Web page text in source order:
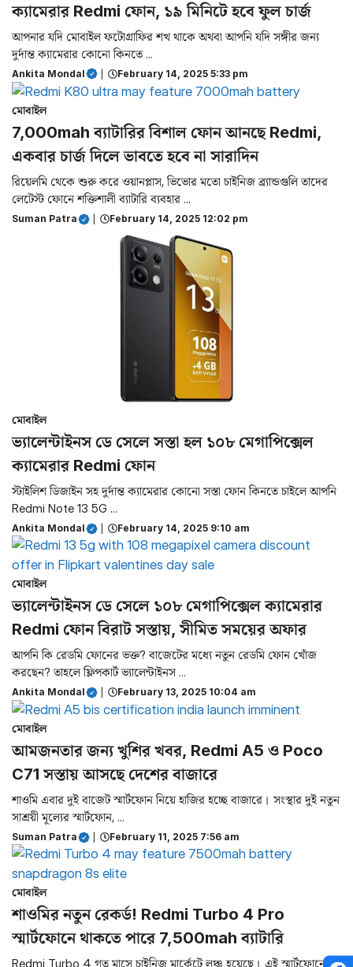
ক্যামেরার Redmi ফোন, ১৯ মিনিটে হবে ফুল চার্জ
আপনার যদি মোবাইল ফটোগ্রাফির শখ থাকে অথবা আপনি যদি সঙ্গীর জন্য
দুর্দান্ত ক্যামেরার কোনো কিনতে ...
Ankita Mondal February 14, 2025 5:33 pm
মোবাইল
7,000mah ব্যাটারির বিশাল ফোন আনছে Redmi,
একবার চার্জ দিলে ভাবতে হবে না সারাদিন
রিয়েলমি থেকে শুরু করে ওয়ানপ্লাস, ভিভোর মতো চাইনিজ ব্র্যান্ডগুলি তাদের
লেটেস্ট ফোনে শক্তিশালী ব্যাটারি ব্যবহার ...
Suman Patra February 14, 2025 12:02 pm
মোবাইল
ভ্যালেন্টাইনস ডে সেলে সস্তা হল ১০৮ মেগাপিক্সেল
ক্যামেরার Redmi ফোন
স্টাইলিশ ডিজাইন সহ দুর্দান্ত ক্যামেরার কোনো সস্তা ফোন কিনতে চাইলে আপনি
Redmi Note 13 5G ...
Ankita Mondal February 14, 2025 9:10 am
মোবাইল
ভ্যালেন্টাইনস ডে সেলে ১০৮ মেগাপিক্সেল ক্যামেরার
Redmi ফোন বিরাট সস্তায়, সীমিত সময়ের অফার
আপনি কি রেডমি ফোনের ভক্ত? বাজেটের মধ্যে নতুন রেডমি ফোন খোঁজ
করছেন? তাহলে ফ্লিপকার্ট ভ্যালেন্টাইনস ...
Ankita Mondal February 13, 2025 10:04 am
মোবাইল
আমজনতার জন্য খুশির খবর, Redmi A5 ও Poco
C71 সস্তায় আসছে দেশের বাজারে
শাওমি এবার দুই বাজেট স্মার্টফোন নিয়ে হাজির হচ্ছে বাজারে। সংস্থার দুই নতুন
সাশ্রয়ী মূল্যের স্মার্টফোন, ...
Suman Patra February 11, 2025 7:56 am
মোবাইল
শাওমির নতুন রেকর্ড! Redmi Turbo 4 Pro
স্মার্টফোনে থাকতে পারে 7,500mah ব্যাটারি
Redmi Turbo 4 গত মাসে চাইনিজ মার্কেটে লঞ্চ হয়েছে। এই স্মার্টফোনে